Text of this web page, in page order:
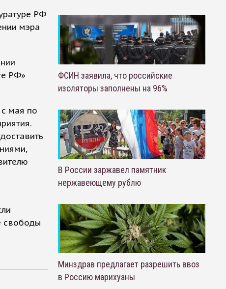
РФ
мэра
РФ»
мая по
свободы
ФСИН заявила, что российские
изоляторы заполнены на 96%
В России заржавел памятник
нержавеющему рублю
Минздрав предлагает разрешить ввоз
в Россию марихуаны